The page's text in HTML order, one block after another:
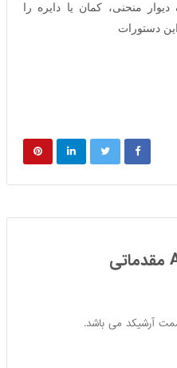
منحنی، کمان یا دایره را
دستورات
آرشیکد می باشد.